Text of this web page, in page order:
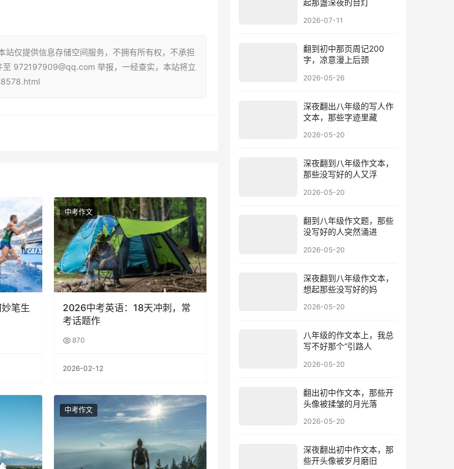
仅提供信息存储空间服务，不拥有所有权，不承担
972197909@qq.com 举报，一经查实，本站将立
笔生
中考作文
2026中考英语：18天冲刺，常
考话题作
870
2026-02-12
中考作文
起那盏深夜的台灯
2026-07-11
翻到初中那页周记200
字，凉意漫上后颈
2026-05-26
深夜翻出八年级的写人作
文本，那些字迹里藏
2026-05-20
深夜翻到八年级作文本，
那些没写好的人又浮
2026-05-20
翻到八年级作文题，那些
没写好的人突然涌进
2026-05-20
深夜翻到八年级作文本，
想起那些没写好的妈
2026-05-20
八年级的作文本上，我总
写不好那个“引路人
2026-05-20
翻出初中作文本，那些开
头像被揉皱的月光落
2026-05-20
深夜翻出初中作文本，那
些开头像被岁月磨旧